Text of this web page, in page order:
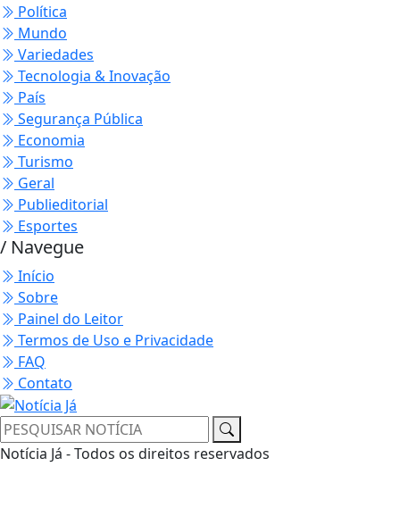
Política
Mundo
Variedades
Tecnologia & Inovação
País
Segurança Pública
Economia
Turismo
Geral
Publieditorial
Esportes
/ Navegue
Início
Sobre
Painel do Leitor
Termos de Uso e Privacidade
FAQ
Contato
Notícia Já - Todos os direitos reservados